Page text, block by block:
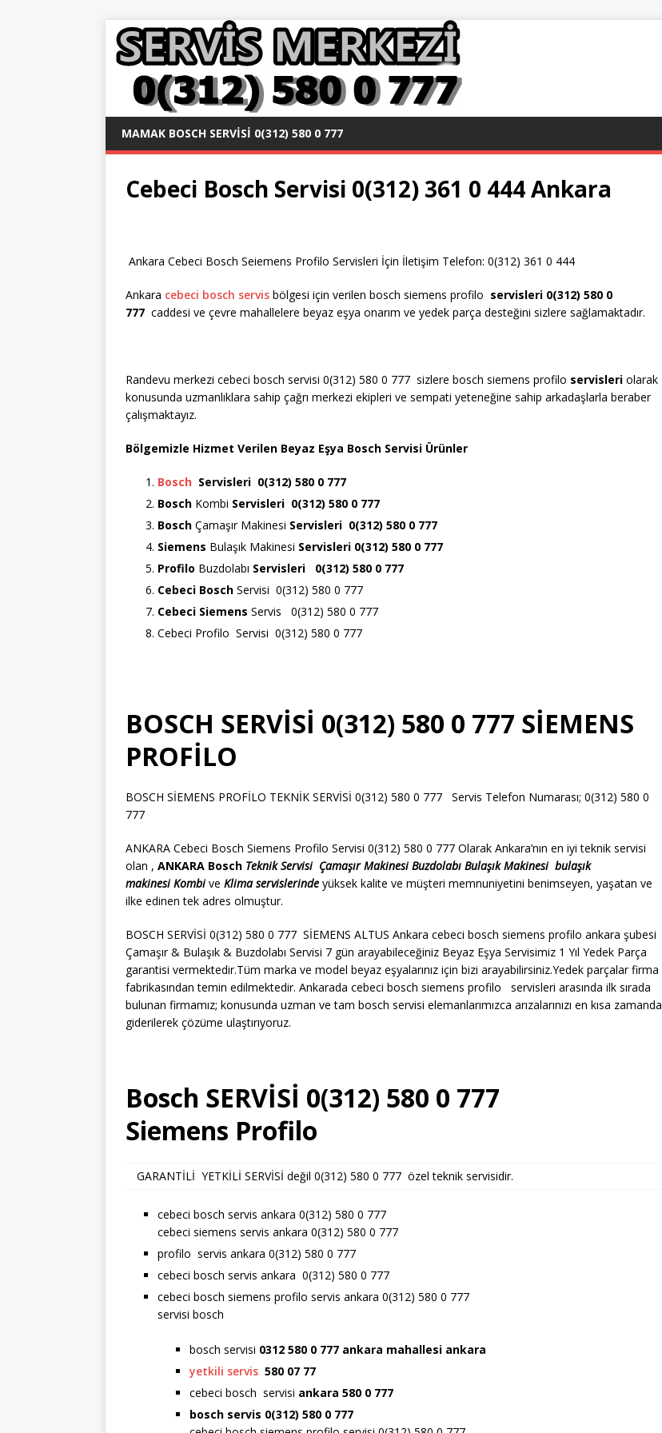
MAMAK BOSCH SERVISI 0(312) 580 0 777
Cebeci Bosch Servisi 0(312) 361 0 444 Ankara
Ankara Cebeci Bosch Seiemens Profilo Servisleri İçin İletişim Telefon: 0(312) 361 0 444
Ankara cebeci bosch servis bölgesi için verilen bosch siemens profilo servisleri 0(312) 580 0
777 caddesi ve çevre mahallelere beyaz eşya onarım ve yedek parça desteğini sizlere sağlamaktadır.
Randevu merkezi cebeci bosch servisi 0(312) 580 0 777 sizlere bosch siemens profilo servisleri olarak
konusunda uzmanlıklara sahip çağrı merkezi ekipleri ve sempati yeteneğine sahip arkadaşlarla beraber
çalışmaktayız.
Bölgemizle Hizmet Verilen Beyaz Eşya Bosch Servisi Ürünler
Bosch Servisleri 0(312) 580 0 777
Bosch Kombi Servisleri 0(312) 580 0 777
Bosch Çamaşır Makinesi Servisleri 0(312) 580 0 777
Siemens Bulaşık Makinesi Servisleri 0(312) 580 0 777
Profilo Buzdolabı Servisleri 0(312) 580 0 777
Cebeci Bosch Servisi 0(312) 580 0 777
Cebeci Siemens Servis 0(312) 580 0 777
Cebeci Profilo Servisi 0(312) 580 0 777
BOSCH SERVİSİ 0(312) 580 0 777 SİEMENS
PROFİLO
BOSCH SİEMENS PROFİLO TEKNİK SERVİSİ 0(312) 580 0 777 Servis Telefon Numarası; 0(312) 580 0
777
ANKARA Cebeci Bosch Siemens Profilo Servisi 0(312) 580 0 777 Olarak Ankara’nın en iyi teknik servisi
olan , ANKARA Bosch Teknik Servisi Çamaşır MakinesiBuzdolabı Bulaşık Makinesi bulaşık
makinesiKombive Klima servislerinde yüksek kalite ve müşteri memnuniyetini benimseyen, yaşatan ve
ilke edinen tek adres olmuştur.
BOSCH SERVİSİ 0(312) 580 0 777 SİEMENS ALTUS Ankara cebeci bosch siemens profilo ankara şubesi
Çamaşır & Bulaşık & Buzdolabı Servisi 7 gün arayabileceğiniz Beyaz Eşya Servisimiz 1 Yıl Yedek Parça
garantisi vermektedir.Tüm marka ve model beyaz eşyalarınız için bizi arayabilirsiniz.Yedek parçalar firma
fabrikasından temin edilmektedir. Ankarada cebeci bosch siemens profilo servisleri arasında ilk sırada
bulunan firmamız; konusunda uzman ve tam bosch servisi elemanlarımızca arızalarınızı en kısa zamanda
giderilerek çözüme ulaştırıyoruz.
Bosch SERVİSİ 0(312) 580 0 777
Siemens Profilo
GARANTİLİ YETKİLİ SERVİSİ değil 0(312) 580 0 777 özel teknik servisidir.
cebeci bosch servis ankara 0(312) 580 0 777
cebeci siemens servis ankara 0(312) 580 0 777
profilo servis ankara 0(312) 580 0 777
cebeci bosch servis ankara 0(312) 580 0 777
cebeci bosch siemens profilo servis ankara 0(312) 580 0 777
servisi bosch
bosch servisi 0312 580 0 777 ankara mahallesi ankara
yetkili servis 580 07 77
cebeci bosch servisi ankara 580 0 777
bosch servis 0(312) 580 0 777